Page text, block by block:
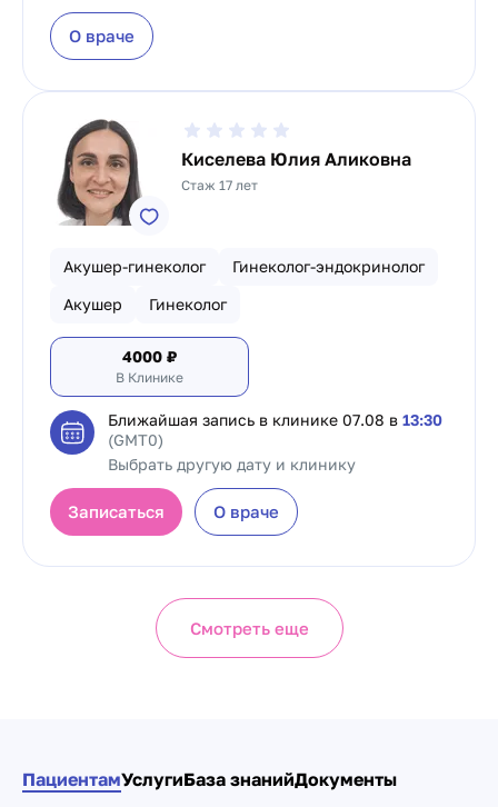
О враче
Киселева Юлия Аликовна
Стаж 17 лет
Акушер-гинеколог
Гинеколог-эндокринолог
Акушер
Гинеколог
4000 ₽
В Клинике
Ближайшая запись в клинике 07.08 в 13:30
(GMT0)
Выбрать другую дату и клинику
Записаться О враче
Смотреть еще
ПациентамУслугиБаза знанийДокументы